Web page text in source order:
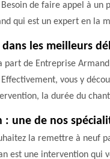
de faire appel à
qui est un expert en la
les meilleurs
de Entreprise
vous y
la durée du
: une de nos
la remettre à neuf
est une intervention